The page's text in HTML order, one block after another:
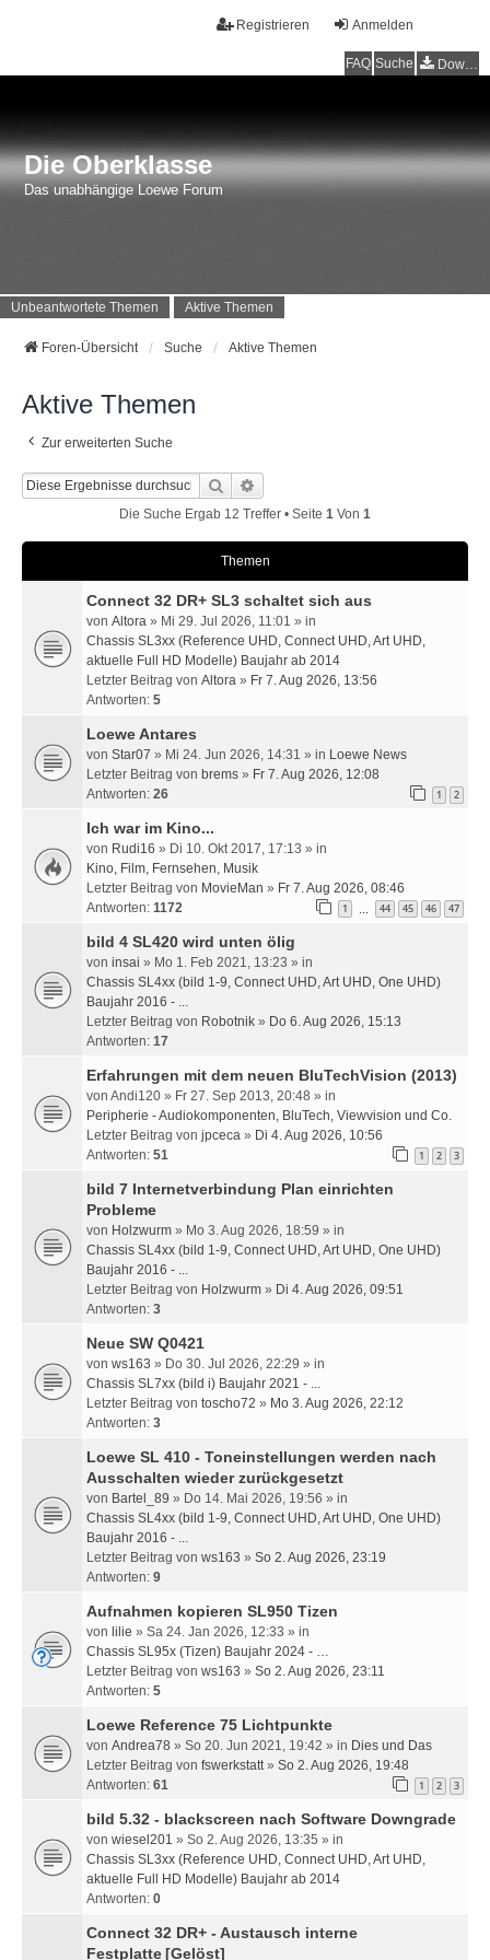
Anmelden
Registrieren
FAQ Suche Downloads
Die Oberklasse
Das unabhängige Loewe Forum
Unbeantwortete Themen Aktive Themen
Foren-Übersicht Suche Aktive Themen
Aktive Themen
Zur erweiterten Suche
Suche
Die Suche Ergab 12 Treffer • Seite 1 Von 1
Themen
Connect 32 DR+ SL3 schaltet sich aus
von Altora » Mi 29. Jul 2026, 11:01 » in
Chassis SL3xx (Reference UHD, Connect UHD, Art UHD,
aktuelle Full HD Modelle) Baujahr ab 2014
Letzter Beitrag von Altora » Fr 7. Aug 2026, 13:56
Antworten: 5
Loewe Antares
von Star07 » Mi 24. Jun 2026, 14:31 » in Loewe News
Letzter Beitrag von brems » Fr 7. Aug 2026, 12:08
Antworten: 26 1 2
Ich war im Kino...
von Rudi16 » Di 10. Okt 2017, 17:13 » in
Kino, Film, Fernsehen, Musik
Letzter Beitrag von MovieMan » Fr 7. Aug 2026, 08:46
Antworten: 1172 1 44 45 46 47
bild 4 SL420 wird unten ölig
von insai » Mo 1. Feb 2021, 13:23 » in
Chassis SL4xx (bild 1-9, Connect UHD, Art UHD, One UHD)
Baujahr 2016 - ...
Letzter Beitrag von Robotnik » Do 6. Aug 2026, 15:13
Antworten: 17
Erfahrungen mit dem neuen BluTechVision (2013)
von Andi120 » Fr 27. Sep 2013, 20:48 » in
Peripherie - Audiokomponenten, BluTech, Viewvision und Co.
Letzter Beitrag von jpceca » Di 4. Aug 2026, 10:56
Antworten: 51 1 2 3
bild 7 Internetverbindung Plan einrichten
Probleme
von Holzwurm » Mo 3. Aug 2026, 18:59 » in
Chassis SL4xx (bild 1-9, Connect UHD, Art UHD, One UHD)
Baujahr 2016 - ...
Letzter Beitrag von Holzwurm » Di 4. Aug 2026, 09:51
Antworten: 3
Neue SW Q0421
von ws163 » Do 30. Jul 2026, 22:29 » in
Chassis SL7xx (bild i) Baujahr 2021 - ...
Letzter Beitrag von toscho72 » Mo 3. Aug 2026, 22:12
Antworten: 3
Loewe SL 410 - Toneinstellungen werden nach
Ausschalten wieder zurückgesetzt
von Bartel_89 » Do 14. Mai 2026, 19:56 » in
Chassis SL4xx (bild 1-9, Connect UHD, Art UHD, One UHD)
Baujahr 2016 - ...
Letzter Beitrag von ws163 » So 2. Aug 2026, 23:19
Antworten: 9
Aufnahmen kopieren SL950 Tizen
von lilie » Sa 24. Jan 2026, 12:33 » in
Chassis SL95x (Tizen) Baujahr 2024 - …
Letzter Beitrag von ws163 » So 2. Aug 2026, 23:11
Antworten: 5
Loewe Reference 75 Lichtpunkte
von Andrea78 » So 20. Jun 2021, 19:42 » in Dies und Das
Letzter Beitrag von fswerkstatt» So 2. Aug 2026, 19:48
Antworten: 61 1 2 3
bild 5.32 - blackscreen nach Software Downgrade
von wiesel201 » So 2. Aug 2026, 13:35 » in
Chassis SL3xx (Reference UHD, Connect UHD, Art UHD,
aktuelle Full HD Modelle) Baujahr ab 2014
Antworten: 0
Connect 32 DR+ - Austausch interne
Festplatte[Gelöst]